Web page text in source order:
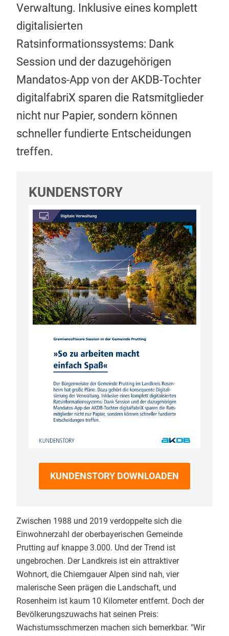
Verwaltung. Inklusive eines komplett
digitalisierten
Ratsinformationssystems: Dank
Session und der dazugehörigen
Mandatos-App von der AKDB-Tochter
digitalfabriX sparen die Ratsmitglieder
nicht nur Papier, sondern können
schneller fundierte Entscheidungen
treffen.
KUNDENSTORY
KUNDENSTORY DOWNLOADEN
Zwischen 1988 und 2019 verdoppelte sich die
Einwohnerzahl der oberbayerischen Gemeinde
Prutting auf knappe 3.000. Und der Trend ist
ungebrochen. Der Landkreis ist ein attraktiver
Wohnort, die Chiemgauer Alpen sind nah, vier
malerische Seen prägen die Landschaft, und
Rosenheim ist kaum 10 Kilometer entfernt. Doch der
Bevölkerungszuwachs hat seinen Preis:
Wachstumsschmerzen machen sich bemerkbar. "Wir